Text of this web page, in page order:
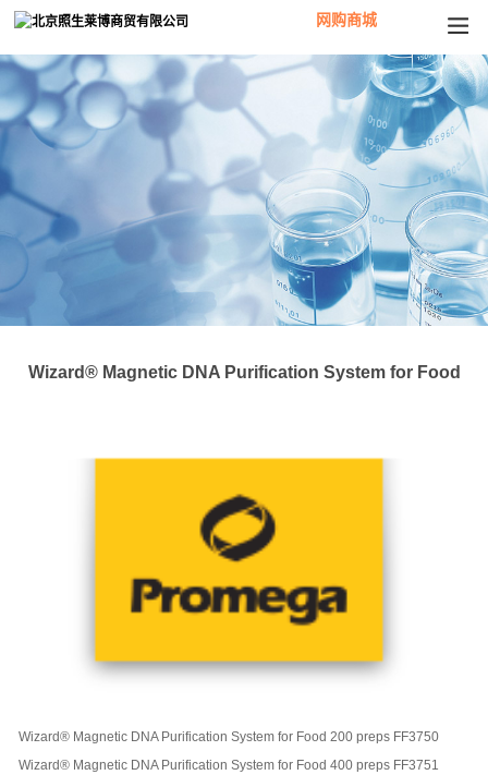
网购商城
Wizard® Magnetic DNA Purification System for Food
Wizard® Magnetic DNA Purification System for Food 200 preps FF3750
Wizard® Magnetic DNA Purification System for Food 400 preps FF3751